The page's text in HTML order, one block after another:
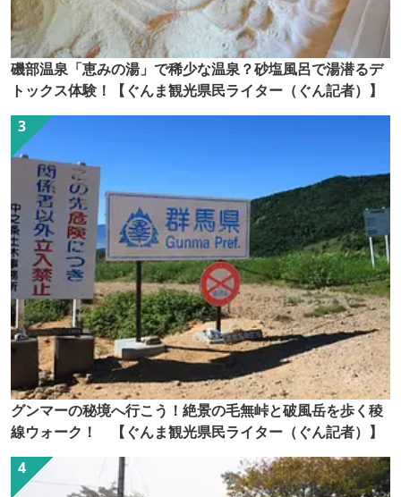
磯部温泉「恵みの湯」で稀少な温泉？砂塩風呂で湯潜るデ
トックス体験！【ぐんま観光県民ライター（ぐん記者）】
グンマーの秘境へ行こう！絶景の毛無峠と破風岳を歩く稜
線ウォーク！ 【ぐんま観光県民ライター（ぐん記者）】